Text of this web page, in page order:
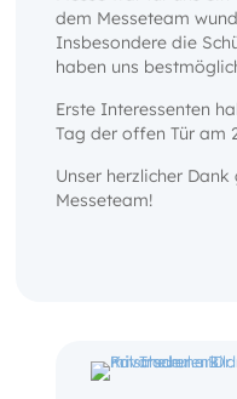
dem Messeteam
Insbesondere die
haben uns
Erste Interessenten
Tag der offen Tür am
Unser herzlicher
Messeteam!